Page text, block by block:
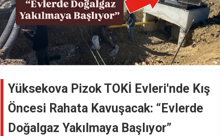
Yüksekova Pizok TOKİ Evleri'nde Kış
Öncesi Rahata Kavuşacak: “Evlerde
Doğalgaz Yakılmaya Başlıyor”